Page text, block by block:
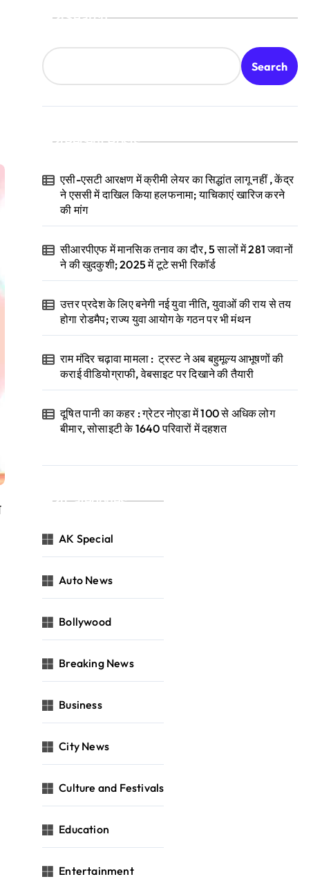
Search
Search
Recent Posts
एसी-एसटी आरक्षण में क्रीमी लेयर का सिद्धांत लागू नहीं , केंद्र
ने एससी में दाखिल किया हलफनामा; याचिकाएं खारिज करने
की मांग
सीआरपीएफ में मानसिक तनाव का दौर, 5 सालों में 281 जवानों
ने की खुदकुशी; 2025 में टूटे सभी रिकॉर्ड
उत्तर प्रदेश के लिए बनेगी नई युवा नीति, युवाओं की राय से तय
होगा रोडमैप; राज्य युवा आयोग के गठन पर भी मंथन
राम मंदिर चढ़ावा मामला : ट्रस्ट ने अब बहुमूल्य आभूषणों की
कराई वीडियोग्राफी, वेबसाइट पर दिखाने की तैयारी
दूषित पानी का कहर : ग्रेटर नोएडा में 100 से अधिक लोग
बीमार, सोसाइटी के 1640 परिवारों में दहशत
Categories
AK Special
Auto News
Bollywood
Breaking News
Business
City News
Culture and Festivals
Education
Entertainment